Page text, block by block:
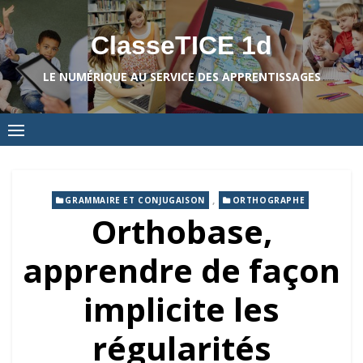
Skip
to
content
ClasseTICE 1d
LE NUMÉRIQUE AU SERVICE DES APPRENTISSAGES
GRAMMAIRE ET CONJUGAISON , ORTHOGRAPHE
Orthobase,
apprendre de façon
implicite les
régularités